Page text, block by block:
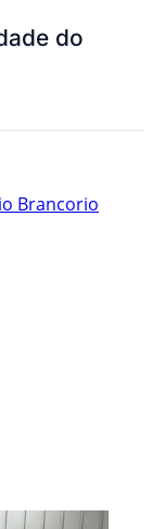
do
Brancorio